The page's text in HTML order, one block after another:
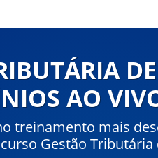
AO
treinamento mais
Gestão